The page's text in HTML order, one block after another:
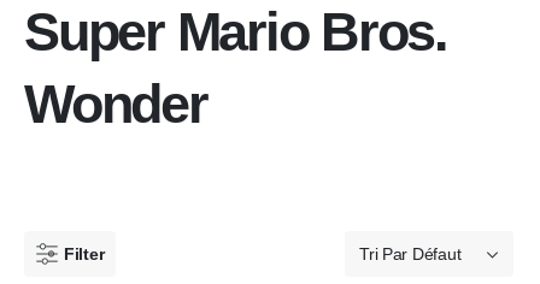
Super Mario Bros.
Wonder
Filter